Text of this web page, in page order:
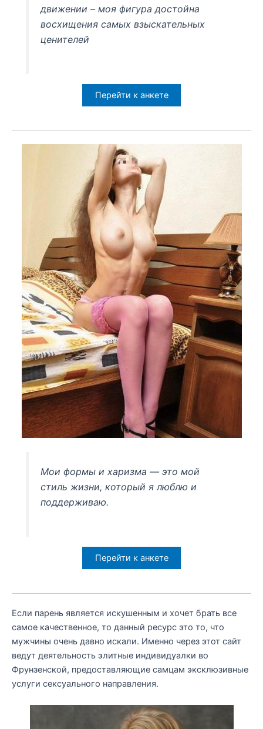
движении – моя фигура достойна
восхищения самых взыскательных
ценителей
Перейти к анкете
Мои формы и харизма — это мой
стиль жизни, который я люблю и
поддерживаю.
Перейти к анкете
Если парень является искушенным и хочет брать все
самое качественное, то данный ресурс это то, что
мужчины очень давно искали. Именно через этот сайт
ведут деятельность элитные индивидуалки во
Фрунзенской, предоставляющие самцам эксклюзивные
услуги сексуального направления.